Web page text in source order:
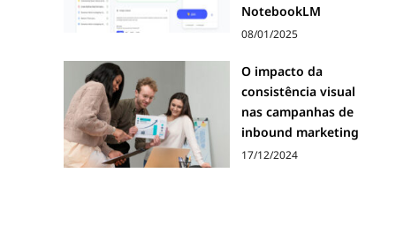
NotebookLM
08/01/2025
O impacto da
consistência visual
nas campanhas de
inbound marketing
17/12/2024